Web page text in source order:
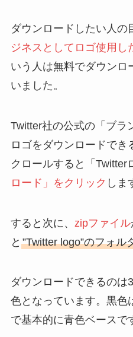
ダウンロードしたい人の
ジネスとしてロゴ使用し
いう人は無料でダウンロ
いました。
Twitter社の公式の「ブラ
ロゴをダウンロードでき
クロールすると「Twitter
ロード」をクリック しま
すると次に、 zipファイル
と ”Twitter logo”のフォル
ダウンロードできるのは
色となっています。黒色
で基本的に青色ベースで